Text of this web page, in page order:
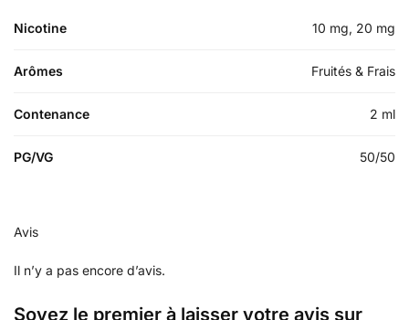
Nicotine 10 mg, 20 mg
Arômes Fruités & Frais
Contenance 2 ml
PG/VG 50/50
Avis
Il n’y a pas encore d’avis.
Soyez le premier à laisser votre avis sur